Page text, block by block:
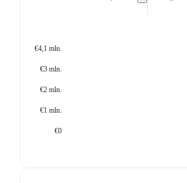
€4,1 mln.
€3 mln.
€2 mln.
€1 mln.
€0